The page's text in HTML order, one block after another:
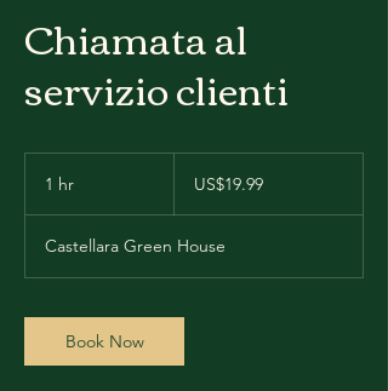
Chiamata al
servizio clienti
1 hr
dollarsUS$19.99
Castellara Green House
Book Now